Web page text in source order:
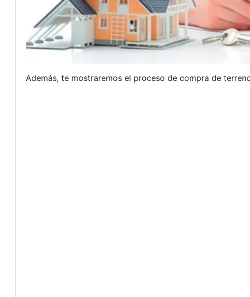
Además, te mostraremos el proceso de compra de